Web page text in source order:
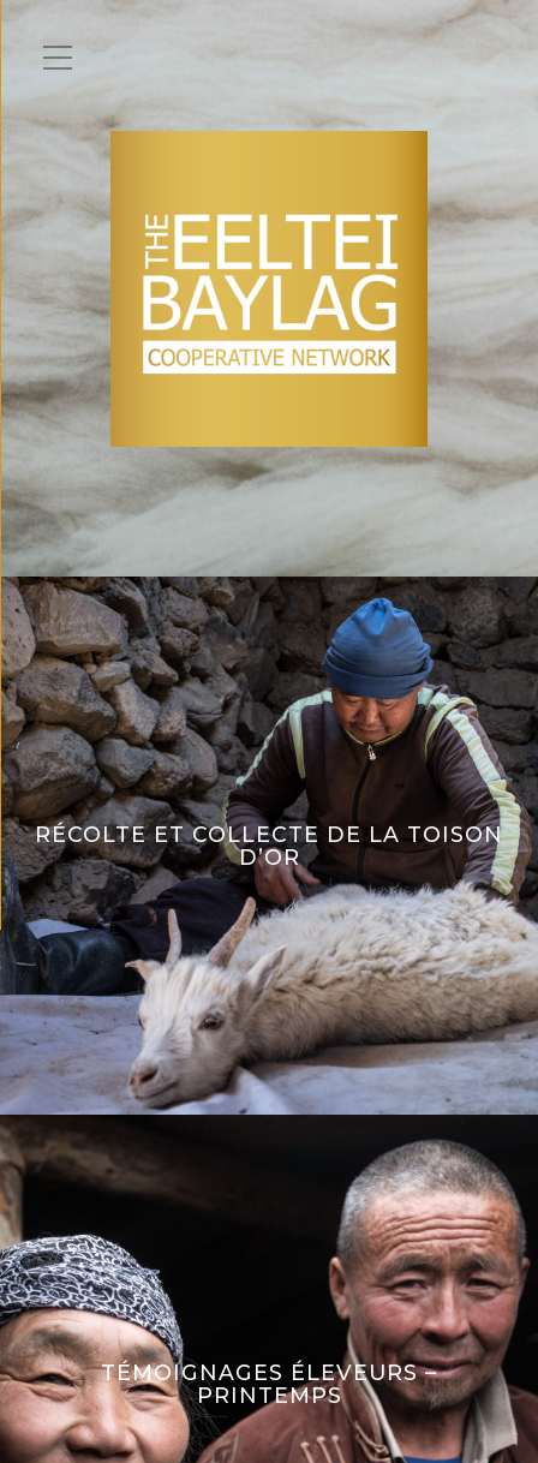
RÉCOLTE ET COLLECTE DE LA TOISON
D’OR
TÉMOIGNAGES ÉLEVEURS –
PRINTEMPS